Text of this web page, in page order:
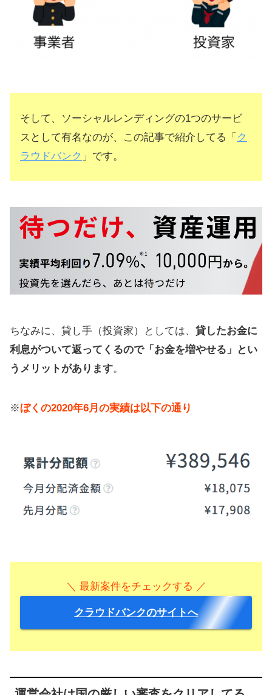
そして、ソーシャルレンディングの1つのサービ
スとして有名なのが、この記事で紹介してる「 ク
ラウドバンク 」です。
ちなみに、貸し手（投資家）としては、 貸したお金に
利息がついて返ってくるので「お金を増やせる」とい
うメリットがあります。
※ぼくの2020年6月の実績は以下の通り
＼ 最新案件をチェックする ／
クラウドバンクのサイトへ